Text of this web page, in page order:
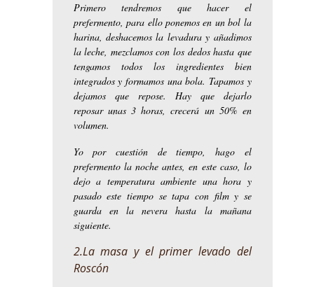
Primero tendremos que hacer el
prefermento, para ello ponemos en un bol la
harina, deshacemos la levadura y añadimos
la leche, mezclamos con los dedos hasta que
tengamos todos los ingredientes bien
integrados y formamos una bola. Tapamos y
dejamos que repose. Hay que dejarlo
reposar unas 3 horas, crecerá un 50% en
volumen.
Yo por cuestión de tiempo, hago el
prefermento la noche antes, en este caso, lo
dejo a temperatura ambiente una hora y
pasado este tiempo se tapa con film y se
guarda en la nevera hasta la mañana
siguiente.
2.La masa y el primer levado del
Roscón